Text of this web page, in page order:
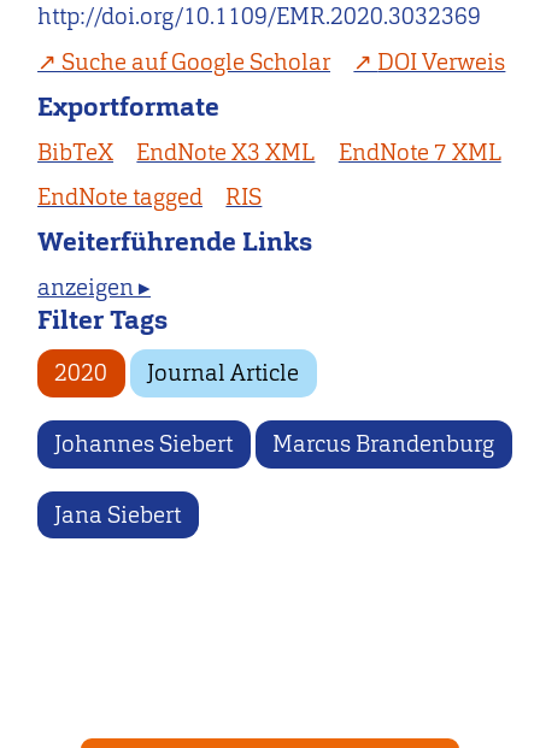
http://doi.org/10.1109/EMR.2020.3032369
Suche auf Google Scholar
DOI Verweis
Exportformate
BibTeX EndNote X3 XML
EndNote 7 XML
EndNote tagged
RIS
Weiterführende Links
anzeigen ▸
Filter Tags
2020 Journal Article
Johannes Siebert Marcus Brandenburg
Jana Siebert